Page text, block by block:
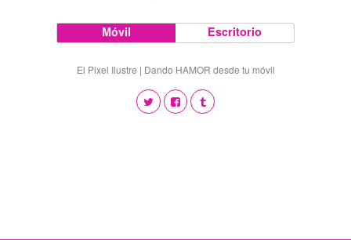
Móvil Escritorio
El Pixel Ilustre | Dando HAMOR desde tu móvil